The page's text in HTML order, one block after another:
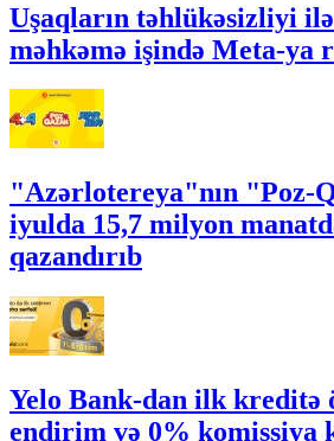
Uşaqların təhlükəsizliyi ilə
məhkəmə işində Meta-ya
"Azərlotereya"nın "Poz-
iyulda 15,7 milyon
qazandırıb
Yelo Bank-dan ilk kreditə
endirim və 0% komissiya